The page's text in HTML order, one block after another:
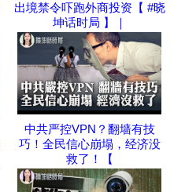
出境禁令吓跑外商投资【 #晓
坤话时局 】｜
中共严控VPN？翻墙有技
巧！全民信心崩塌，经济没
救了！【